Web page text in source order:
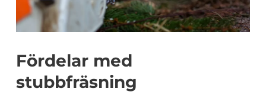
Fördelar med
stubbfräsning